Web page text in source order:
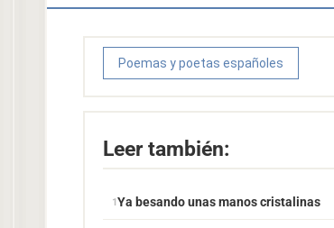
Poemas y poetas españoles
Leer también:
Ya besando unas manos cristalinas